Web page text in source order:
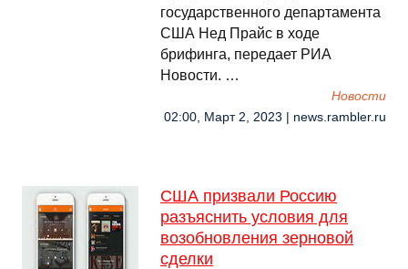
государственного департамента
США Нед Прайс в ходе
брифинга, передает РИА
Новости. …
Новости
02:00, Март 2, 2023 | news.rambler.ru
США призвали Россию
разъяснить условия для
возобновления зерновой
сделки